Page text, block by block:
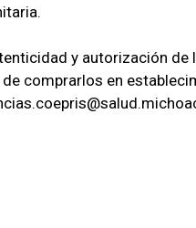
y autorización
comprarlos en